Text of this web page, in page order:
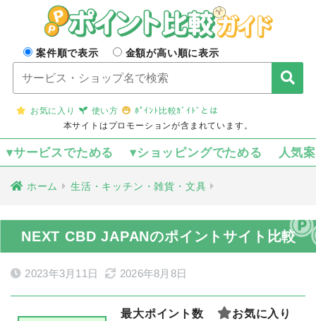
案件順で表示 金額が高い順に表示
お気に入り 使い方
ﾎﾟｲﾝﾄ比較ｶﾞｲﾄﾞとは
本サイトはプロモーションが含まれています。
▾サービスでためる ▾ショッピングでためる 人気
ホーム 生活・キッチン・雑貨・文具
NEXT CBD JAPANのポイントサイト比較
2023年3月11日 2026年8月8日
最大ポイント数 お気に入り